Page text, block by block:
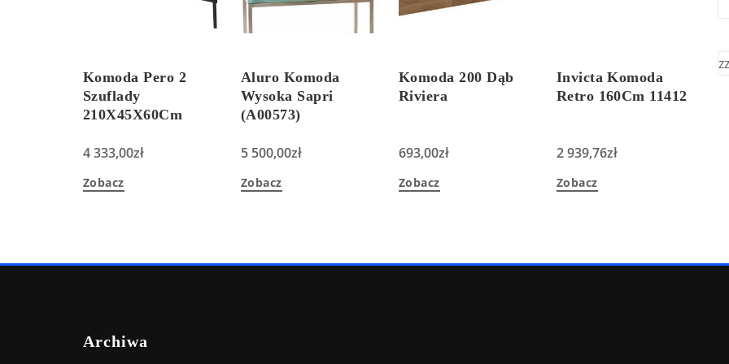
Komoda Pero 2
Szuflady
210X45X60Cm
4 333,00zł
Zobacz
Aluro Komoda
Wysoka Sapri
(A00573)
5 500,00zł
Zobacz
Komoda 200 Dąb
Riviera
693,00zł
Zobacz
Invicta Komoda
Retro 160Cm 11412
2 939,76zł
Zobacz
Archiwa